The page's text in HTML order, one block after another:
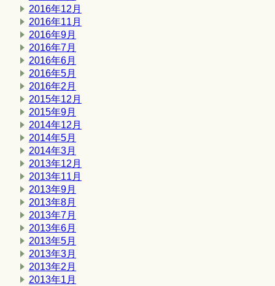
2016年12月
2016年11月
2016年9月
2016年7月
2016年6月
2016年5月
2016年2月
2015年12月
2015年9月
2014年12月
2014年5月
2014年3月
2013年12月
2013年11月
2013年9月
2013年8月
2013年7月
2013年6月
2013年5月
2013年3月
2013年2月
2013年1月